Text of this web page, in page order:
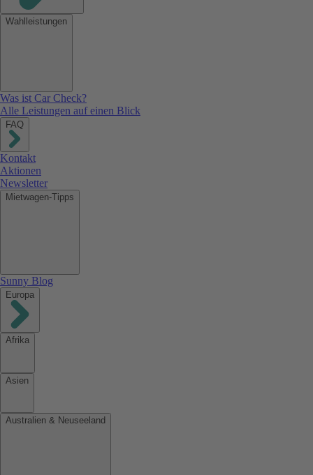
Wahlleistungen
Was ist Car Check?
Alle Leistungen auf einen Blick
FAQ
Kontakt
Aktionen
Newsletter
Mietwagen-Tipps
Sunny Blog
Europa
Afrika
Asien
Australien & Neuseeland